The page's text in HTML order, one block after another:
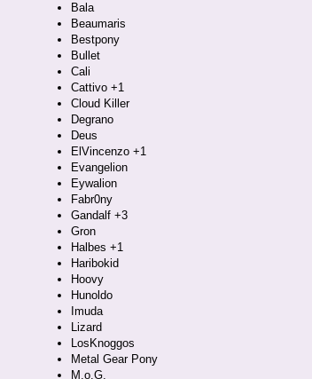
Bala
Beaumaris
Bestpony
Bullet
Cali
Cattivo +1
Cloud Killer
Degrano
Deus
ElVincenzo +1
Evangelion
Eywalion
Fabr0ny
Gandalf +3
Gron
Halbes +1
Haribokid
Hoovy
Hunoldo
Imuda
Lizard
LosKnoggos
Metal Gear Pony
M.o.G.